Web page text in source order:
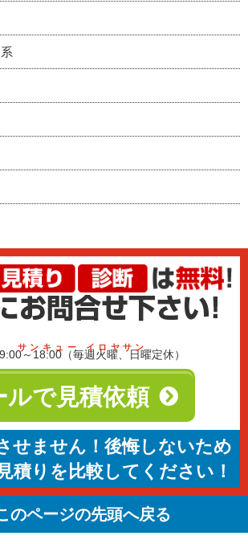
サンキュー イロヤサン
～18:00（毎週火曜、日曜定休）
ルで見積依頼
せません！後悔しないため
積りを比較してください！
のページの先頭へ戻る